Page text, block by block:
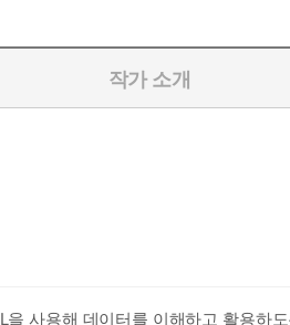
작가 소개
사용해 데이터를 이해하고 활용하